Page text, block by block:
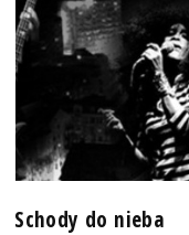
Schody do nieba